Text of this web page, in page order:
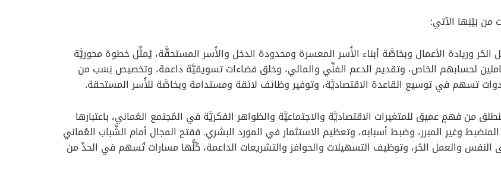
من بَيْنِها الآتي:
الحُر وريادة الأعمال وبخاصَّة أبناء الأُسر المعسرة ومحدودة الدخل والأُسر المستحقَّة، يُمثِّل خطوة محوريَّة
لحسابهم الخاص، وتقديم الدعم الفنِّي والمالي، وخلق فضاءات تسويقيَّة داعمة، وتخصيص نِسَب من
تسهم في توسيع القاعدة الاقتصاديَّة، وتوفير وظائف لائقة ومستدامة وبخاصَّة للأُسر المستحقة.
من فهمٍ عميق للمتغيرات الاقتصاديَّة والاجتماعيَّة والظواهر الفكريَّة في المُجتمع العُماني، باعتبارها
المنضبط وغير المبرر، وضبط أسبابه، وتعظيم الاستثمار في المورد البشري. ففتح المجال أمام الشَّباب العُماني
النفس والعمل الحُر، وتوظيف التسهيلات والحوافز والتشريعات الداعمة، كُلُّها مسارات تُسهم في الحدِّ من